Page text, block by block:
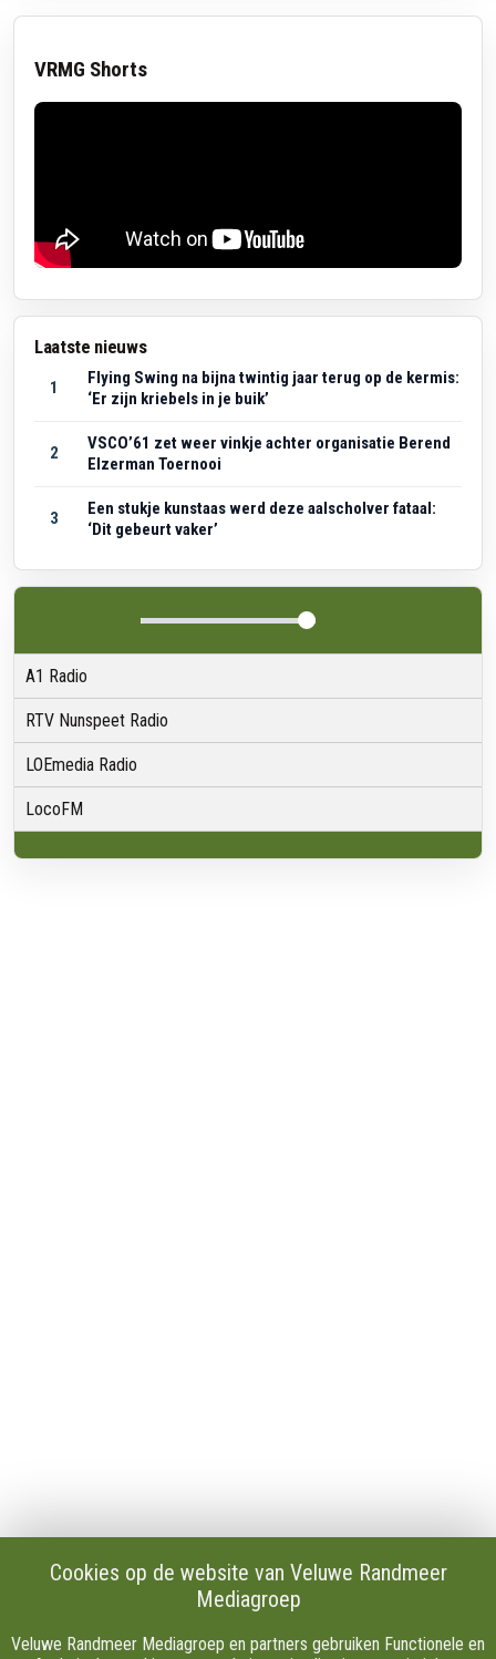
VRMG Shorts
Laatste nieuws
1
Flying Swing na bijna twintig jaar terug op de kermis:
‘Er zijn kriebels in je buik’
2
VSCO’61 zet weer vinkje achter organisatie Berend
Elzerman Toernooi
3
Een stukje kunstaas werd deze aalscholver fataal:
‘Dit gebeurt vaker’
A1 Radio
RTV Nunspeet Radio
LOEmedia Radio
LocoFM
Volg Ons
Cookies op de website van Veluwe Randmeer
Mediagroep
Veluwe Randmeer Mediagroep en partners gebruiken Functionele en